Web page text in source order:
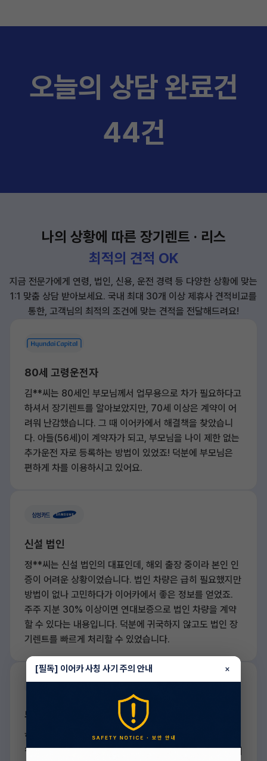
오늘의 상담 완료건
44건
나의 상황에 따른 장기렌트 · 리스
최적의 견적 OK
지금 전문가에게 연령, 법인, 신용, 운전 경력 등 다양한 상황에 맞는
1:1 맞춤 상담 받아보세요. 국내 최대 30개 이상 제휴사 견적비교를
통한, 고객님의 최적의 조건에 맞는 견적을 전달해드려요!
80세 고령운전자
김**씨는 80세인 부모님께서 업무용으로 차가 필요하다고
하셔서 장기렌트를 알아보았지만, 70세 이상은 계약이 어
려워 난감했습니다. 그 때 이어카에서 해결책을 찾았습니
다. 아들(56세)이 계약자가 되고, 부모님을 나이 제한 없는
추가운전 자로 등록하는 방법이 있었죠! 덕분에 부모님은
편하게 차를 이용하시고 있어요.
신설 법인
정**씨는 신설 법인의 대표인데, 해외 출장 중이라 본인 인
증이 어려운 상황이었습니다. 법인 차량은 급히 필요했지만
방법이 없나 고민하다가 이어카에서 좋은 정보를 얻었죠.
주주 지분 30% 이상이면 연대보증으로 법인 차량을 계약
할 수 있다는 내용입니다. 덕분에 귀국하지 않고도 법인 장
기렌트를 빠르게 처리할 수 있었습니다.
무직자(개인/일반)
한**씨는 새 직장을 찾고 있던 취준생이었지만, 당장 차가
필요했습니다. 무직이라 걱정했지만 신용 점수가 800점 이
[필독] 이어카 사칭 사기 주의 안내 ×